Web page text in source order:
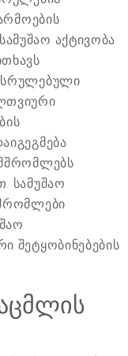
აქტივობა
სამუშაო
შეტყობინებების